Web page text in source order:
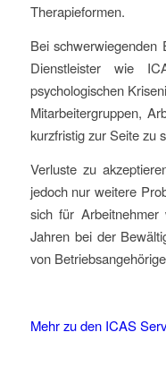
Therapieformen.
Bei schwerwiegenden
Dienstleister wie
psychologischen
Mitarbeitergruppen,
kurzfristig zur Seite zu
Verluste zu
jedoch nur weitere
sich für
Jahren bei der
von
Mehr zu den ICAS